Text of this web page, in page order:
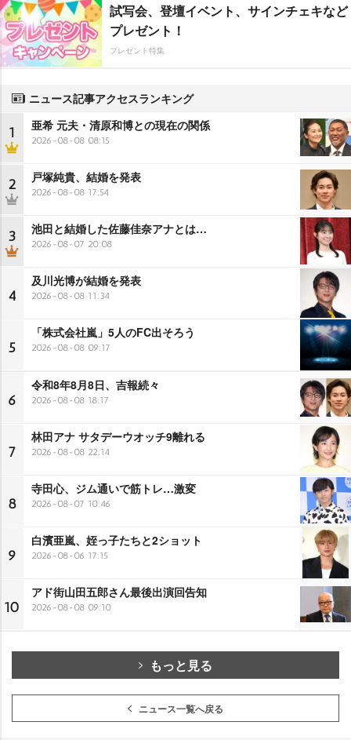
試写会、登壇イベント、サインチェキなど
プレゼント！
プレゼント特集
ニュース記事アクセスランキング
1 亜希 元夫・清原和博との現在の関係
2026-08-08 08:15
2 戸塚純貴、結婚を発表
2026-08-08 17:54
3 池田と結婚した佐藤佳奈アナとは…
2026-08-07 20:08
4
及川光博が結婚を発表
2026-08-08 11:34
5
「株式会社嵐」5人のFC出そろう
2026-08-08 09:17
6
令和8年8月8日、吉報続々
2026-08-08 18:17
7
林田アナ サタデーウオッチ9離れる
2026-08-08 22:14
8
寺田心、ジム通いで筋トレ…激変
2026-08-07 10:46
9
白濱亜嵐、姪っ子たちと2ショット
2026-08-06 17:15
10
アド街山田五郎さん最後出演回告知
2026-08-08 09:10
もっと見る
ニュース一覧へ戻る